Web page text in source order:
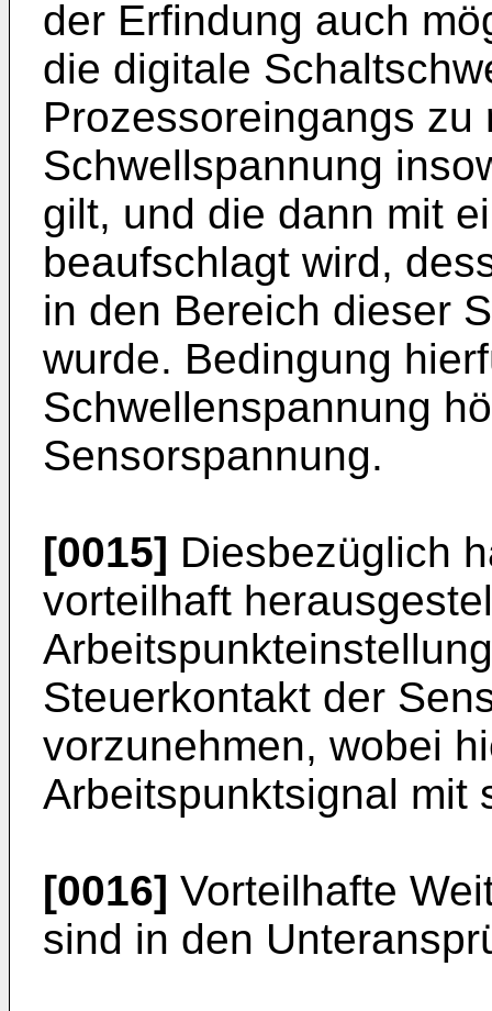
der Erfindung auch
die digitale
Prozessoreingangs zu
Schwellspannung
gilt, und die dann mit
beaufschlagt wird,
in den Bereich dieser
wurde. Bedingung
Schwellenspannung
Sensorspannung.
[0015] Diesbezüglich
vorteilhaft
Steuerkontakt der
vorzunehmen, wobei
Arbeitspunktsignal mit
[0016] Vorteilhafte
sind in den